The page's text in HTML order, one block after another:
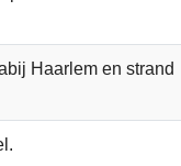
Haarlem en strand